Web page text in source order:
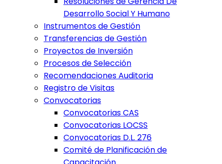
Desarrollo Social Y Humano
Instrumentos de Gestión
Transferencias de Gestión
Proyectos de Inversión
Procesos de Selección
Recomendaciones Auditoria
Registro de Visitas
Convocatorias
Convocatorias CAS
Convocatorias LOCSS
Convocatorias D.L. 276
Comité de Planificación de